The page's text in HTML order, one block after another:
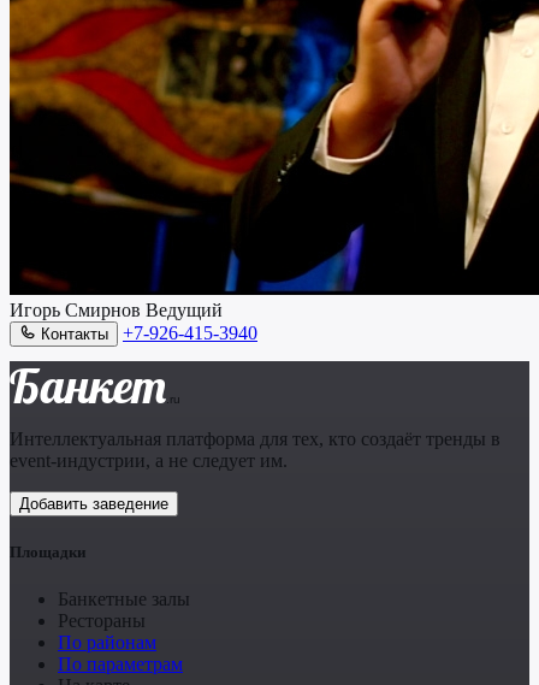
Игорь Смирнов Ведущий
Контакты +7-926-415-3940
Банкет .ru
Интеллектуальная платформа для тех, кто создаёт тренды в
event-индустрии, а не следует им.
Добавить заведение
Площадки
Банкетные залы
Рестораны
По районам
По параметрам